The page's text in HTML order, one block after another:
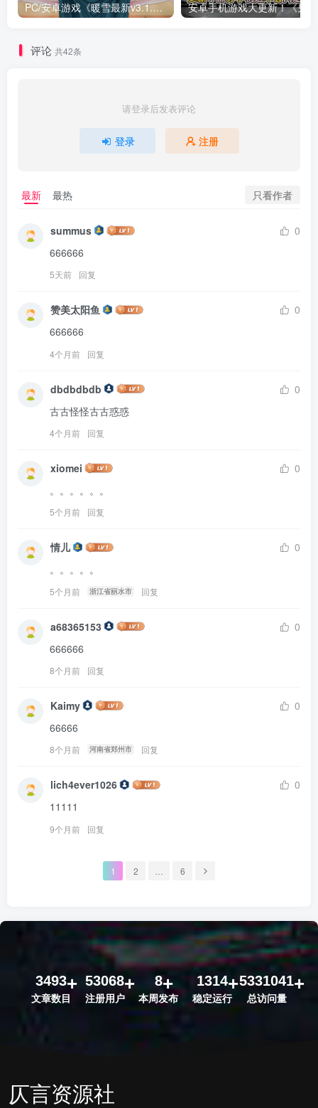
PC/安卓游戏《暖雪最新v3.1.0.1》终业DLC整合版！
评论 共42条
请登录后发表评论
登录 注册
最新 最热 只看作者
summus
0
666666
5天前 回复
赞美太阳鱼
0
666666
4个月前 回复
dbdbdbdb
0
古古怪怪古古惑惑
4个月前 回复
xiomei
0
。。。。。。
5个月前 回复
情儿
0
。。。。。
5个月前 浙江省丽水市 回复
a68365153
0
666666
8个月前 回复
Kaimy
0
66666
8个月前 河南省郑州市 回复
lich4ever1026
0
11111
9个月前 回复
1 2 6
3493
文章数目
53068
注册用户
8
本周发布
1314
稳定运行
5331041
总访问量
仄言资源社